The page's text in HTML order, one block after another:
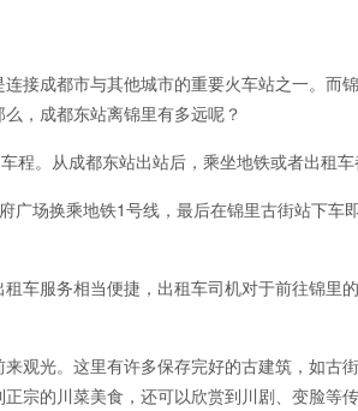
接成都市与其他城市的重要火车站之一。而
，成都东站离锦里有多远呢？
。从成都东站出站后，乘坐地铁或者出租车
场换乘地铁1号线，最后在锦里古街站下车
车服务相当便捷，出租车司机对于前往锦里
观光。这里有许多保存完好的古建筑，如古
宗的川菜美食，还可以欣赏到川剧、变脸等传